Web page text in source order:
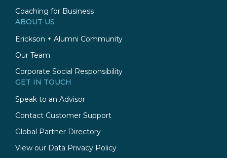
Coaching for Business
ABOUT US
Erickson + Alumni Community
Our Team
Corporate Social Responsibility
GET IN TOUCH
Speak to an Advisor
Contact Customer Support
Global Partner Directory
View our Data Privacy Policy